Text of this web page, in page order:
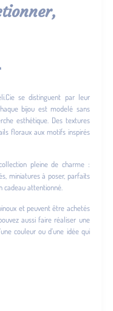
se distinguent par leur
bijou est modelé sans
esthétique. Des textures
floraux aux motifs inspirés
pleine de charme :
miniatures à poser, parfaits
cadeau attentionné.
et peuvent être achetés
aussi faire réaliser une
couleur ou d’une idée qui